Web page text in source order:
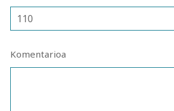
Komentarioa